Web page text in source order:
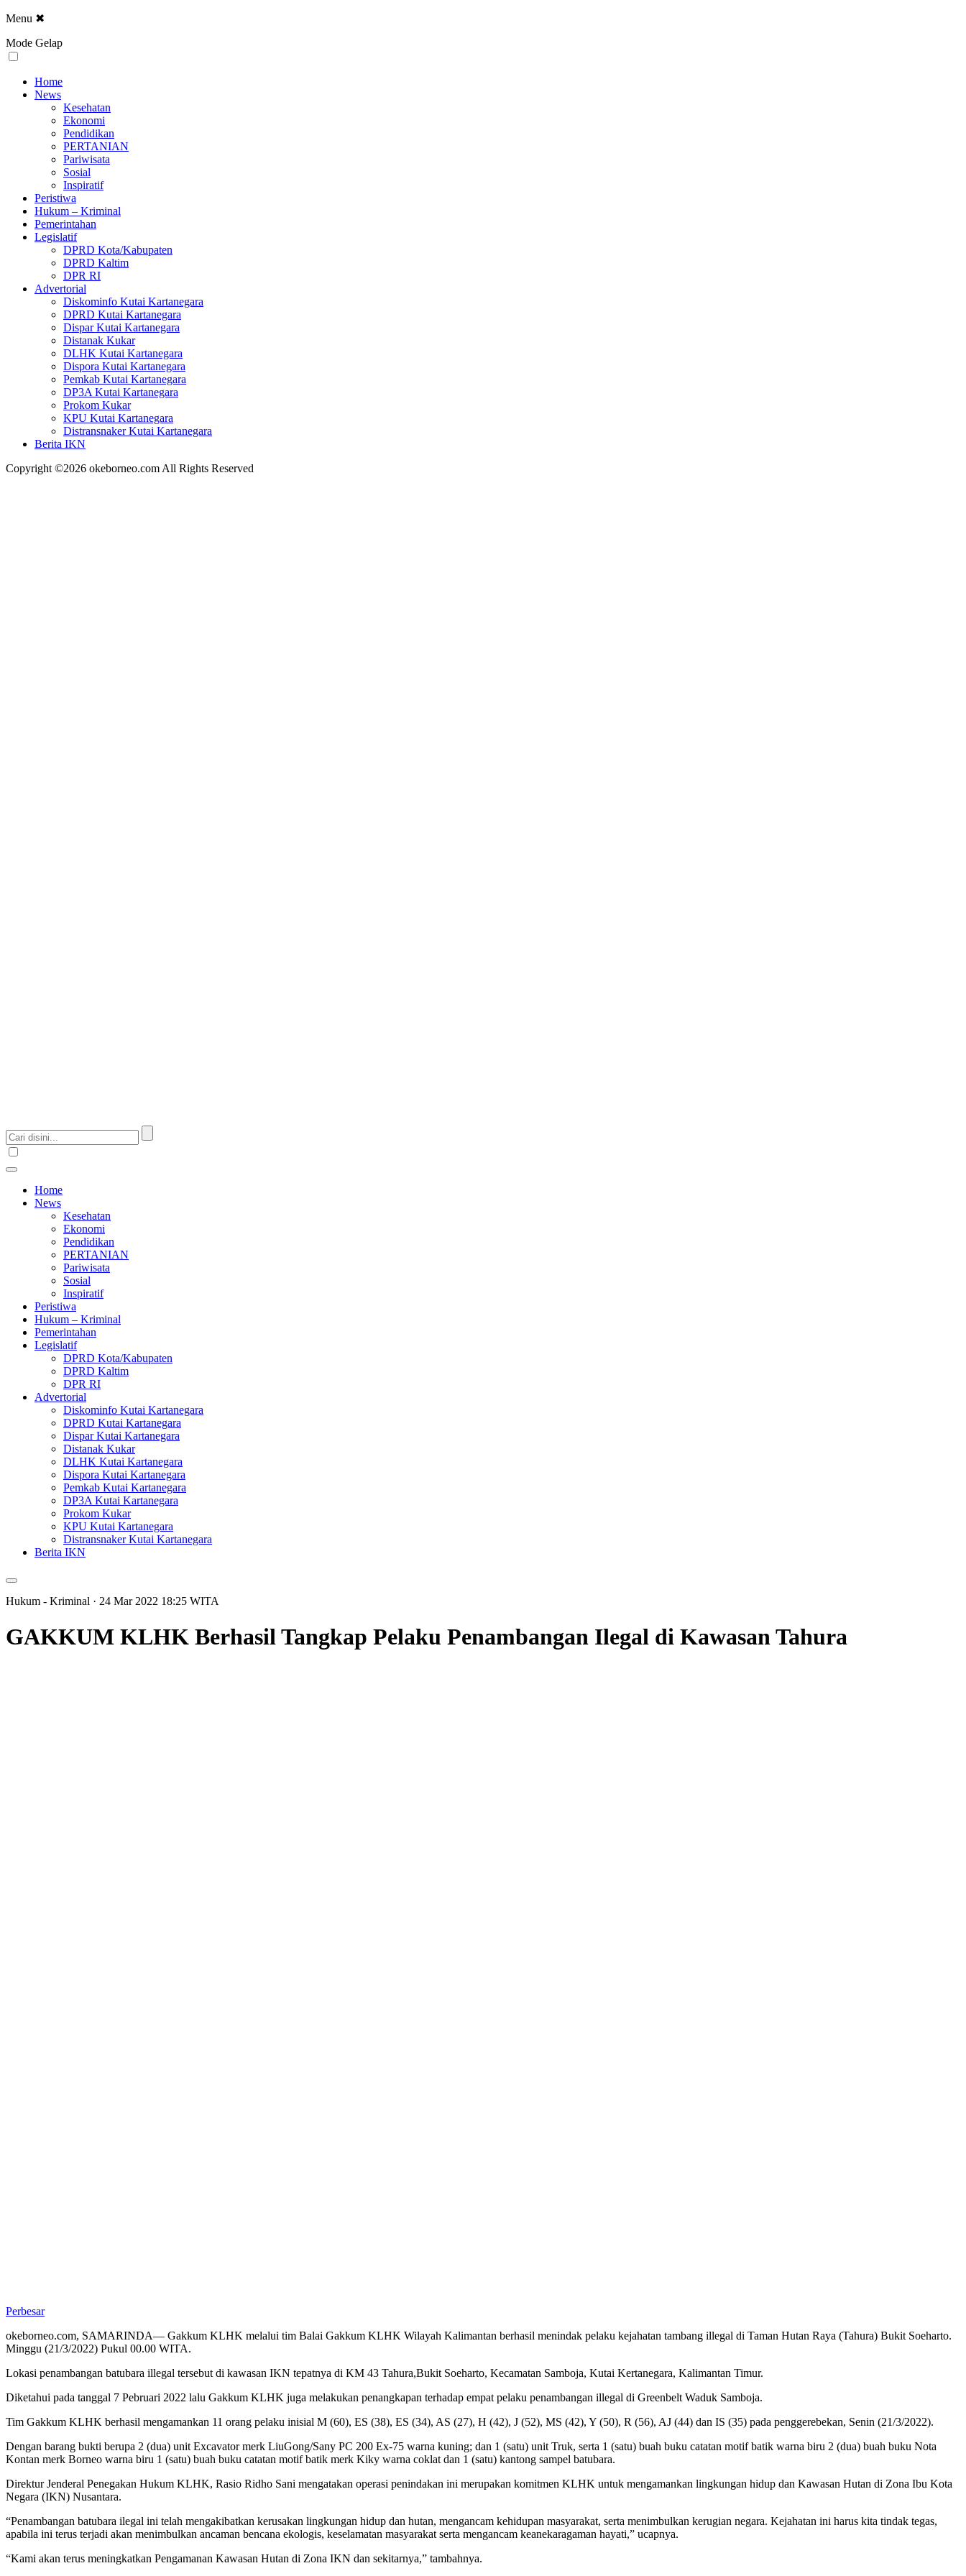
Menu ✖
Mode Gelap
Home
News
Kesehatan
Ekonomi
Pendidikan
PERTANIAN
Pariwisata
Sosial
Inspiratif
Peristiwa
Hukum – Kriminal
Pemerintahan
Legislatif
DPRD Kota/Kabupaten
DPRD Kaltim
DPR RI
Advertorial
Diskominfo Kutai Kartanegara
DPRD Kutai Kartanegara
Dispar Kutai Kartanegara
Distanak Kukar
DLHK Kutai Kartanegara
Dispora Kutai Kartanegara
Pemkab Kutai Kartanegara
DP3A Kutai Kartanegara
Prokom Kukar
KPU Kutai Kartanegara
Distransnaker Kutai Kartanegara
Berita IKN
Copyright ©2026 okeborneo.com All Rights Reserved
Home
News
Kesehatan
Ekonomi
Pendidikan
PERTANIAN
Pariwisata
Sosial
Inspiratif
Peristiwa
Hukum – Kriminal
Pemerintahan
Legislatif
DPRD Kota/Kabupaten
DPRD Kaltim
DPR RI
Advertorial
Diskominfo Kutai Kartanegara
DPRD Kutai Kartanegara
Dispar Kutai Kartanegara
Distanak Kukar
DLHK Kutai Kartanegara
Dispora Kutai Kartanegara
Pemkab Kutai Kartanegara
DP3A Kutai Kartanegara
Prokom Kukar
KPU Kutai Kartanegara
Distransnaker Kutai Kartanegara
Berita IKN
Hukum - Kriminal · 24 Mar 2022 18:25 WITA
GAKKUM KLHK Berhasil Tangkap Pelaku Penambangan Ilegal di Kawasan Tahura
Perbesar
okeborneo.com, SAMARINDA— Gakkum KLHK melalui tim Balai Gakkum KLHK Wilayah Kalimantan berhasil menindak pelaku kejahatan tambang illegal di Taman Hutan Raya (Tahura) Bukit Soeharto.
Minggu (21/3/2022) Pukul 00.00 WITA.
Lokasi penambangan batubara illegal tersebut di kawasan IKN tepatnya di KM 43 Tahura,Bukit Soeharto, Kecamatan Samboja, Kutai Kertanegara, Kalimantan Timur.
Diketahui pada tanggal 7 Pebruari 2022 lalu Gakkum KLHK juga melakukan penangkapan terhadap empat pelaku penambangan illegal di Greenbelt Waduk Samboja.
Tim Gakkum KLHK berhasil mengamankan 11 orang pelaku inisial M (60), ES (38), ES (34), AS (27), H (42), J (52), MS (42), Y (50), R (56), AJ (44) dan IS (35) pada penggerebekan, Senin (21/3/2022).
Dengan barang bukti berupa 2 (dua) unit Excavator merk LiuGong/Sany PC 200 Ex-75 warna kuning; dan 1 (satu) unit Truk, serta 1 (satu) buah buku catatan motif batik warna biru 2 (dua) buah buku Nota
Kontan merk Borneo warna biru 1 (satu) buah buku catatan motif batik merk Kiky warna coklat dan 1 (satu) kantong sampel batubara.
Direktur Jenderal Penegakan Hukum KLHK, Rasio Ridho Sani mengatakan operasi penindakan ini merupakan komitmen KLHK untuk mengamankan lingkungan hidup dan Kawasan Hutan di Zona Ibu Kota
Negara (IKN) Nusantara.
“Penambangan batubara ilegal ini telah mengakibatkan kerusakan lingkungan hidup dan hutan, mengancam kehidupan masyarakat, serta menimbulkan kerugian negara. Kejahatan ini harus kita tindak tegas,
apabila ini terus terjadi akan menimbulkan ancaman bencana ekologis, keselamatan masyarakat serta mengancam keanekaragaman hayati,” ucapnya.
“Kami akan terus meningkatkan Pengamanan Kawasan Hutan di Zona IKN dan sekitarnya,” tambahnya.